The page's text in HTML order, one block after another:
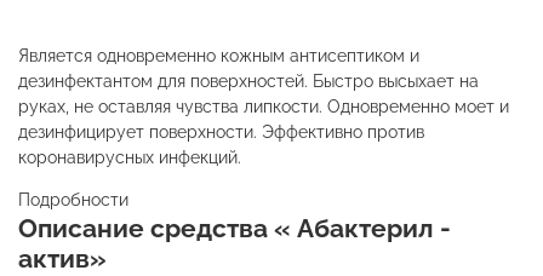
Является одновременно кожным антисептиком и
дезинфектантом для поверхностей. Быстро высыхает на
руках, не оставляя чувства липкости. Одновременно моет и
дезинфицирует поверхности. Эффективно против
коронавирусных инфекций.
Подробности
Описание средства « Абактерил -
актив»